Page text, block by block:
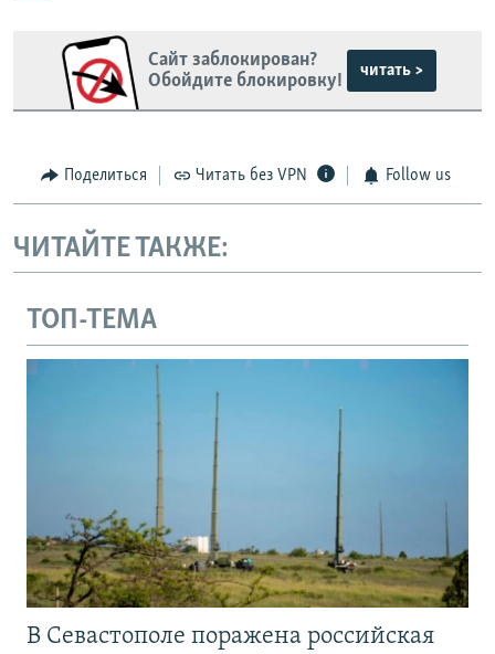
Сайт заблокирован?
Обойдите блокировку!
читать >
Поделиться Читать без VPN Follow us
ЧИТАЙТЕ ТАКЖЕ:
ТОП-ТЕМА
В Севастополе поражена российская